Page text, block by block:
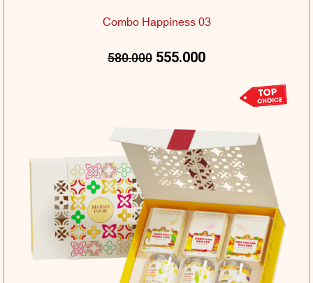
Combo Happiness 03
580.000 555.000